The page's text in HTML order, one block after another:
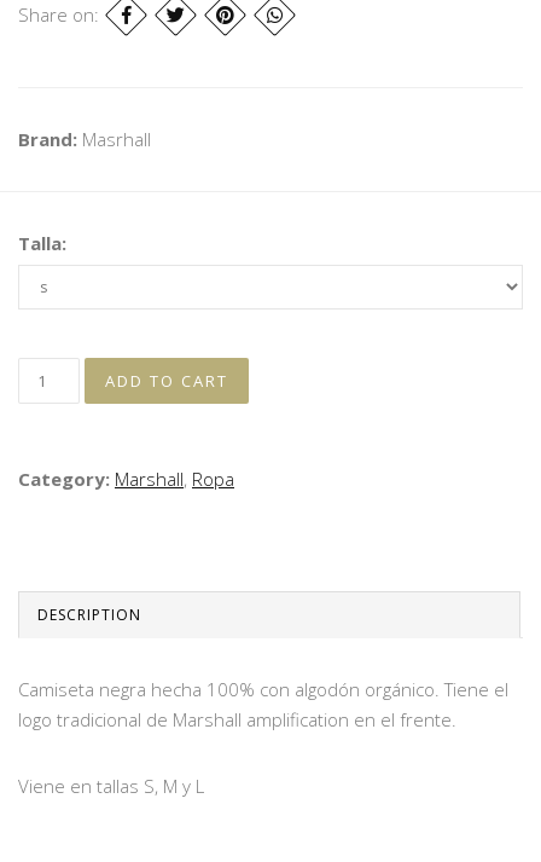
Share on:
Brand: Masrhall
Talla:
Category: Marshall, Ropa
DESCRIPTION
Camiseta negra hecha 100% con algodón orgánico. Tiene el
logo tradicional de Marshall amplification en el frente.
Viene en tallas S, M y L